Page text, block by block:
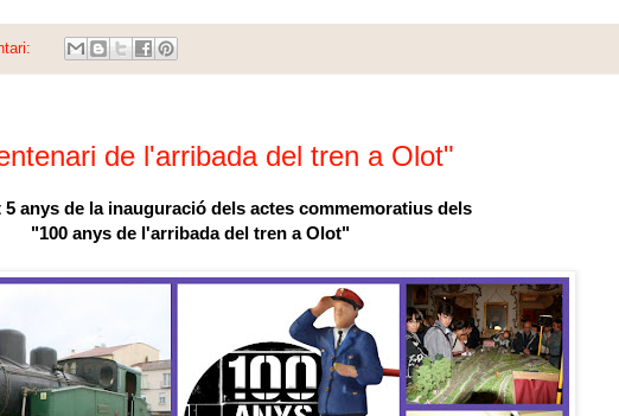
de l'arribada del tren a Olot"
anys de la inauguració dels actes commemoratius dels
"100 anys de l'arribada del tren a Olot"